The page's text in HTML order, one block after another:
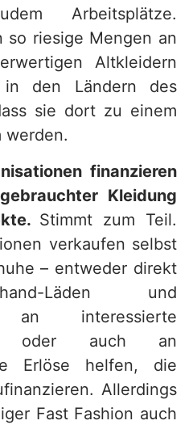
Arbeitsplätze.
so riesige Mengen an
Altkleidern
den Ländern des
sie dort zu einem
werden.
finanzieren
Kleidung
Stimmt zum Teil.
verkaufen selbst
– entweder direkt
Läden und
an interessierte
oder auch an
Erlöse helfen, die
Allerdings
Fast Fashion auch